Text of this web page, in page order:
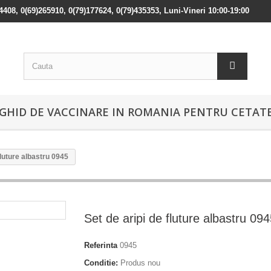
0(69)265910, 0(79)177624, 0(79)435353, Luni-Vineri 10:00-19:00
DE VACCINARE IN ROMANIA PENTRU
albastru 0945
Set de aripi de fluture albastru
Referinta 0945
Conditie: Produs nou